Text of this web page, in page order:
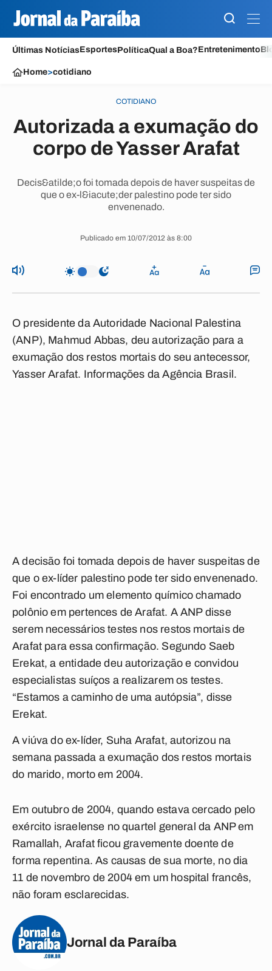
Últimas NotíciasEsportesPolíticaQual a Boa?Entretenimento
Home>cotidiano
COTIDIANO
Autorizada a exumação do
corpo de Yasser Arafat
Decis&atilde;o foi tomada depois de haver suspeitas de
que o ex-l&iacute;der palestino pode ter sido
envenenado.
Publicado em 10/07/2012 às 8:00
O presidente da Autoridade Nacional Palestina
(ANP), Mahmud Abbas, deu autorização para a
exumação dos restos mortais do seu antecessor,
Yasser Arafat. Informações da Agência Brasil.
A decisão foi tomada depois de haver suspeitas de
que o ex-líder palestino pode ter sido envenenado.
Foi encontrado um elemento químico chamado
polônio em pertences de Arafat. A ANP disse
serem necessários testes nos restos mortais de
Arafat para essa confirmação. Segundo Saeb
Erekat, a entidade deu autorização e convidou
especialistas suíços a realizarem os testes.
“Estamos a caminho de uma autópsia”, disse
Erekat.
A viúva do ex-líder, Suha Arafat, autorizou na
semana passada a exumação dos restos mortais
do marido, morto em 2004.
Em outubro de 2004, quando estava cercado pelo
exército israelense no quartel general da ANP em
Ramallah, Arafat ficou gravemente doente de
forma repentina. As causas de sua morte, no dia
11 de novembro de 2004 em um hospital francês,
não foram esclarecidas.
Jornal da Paraíba